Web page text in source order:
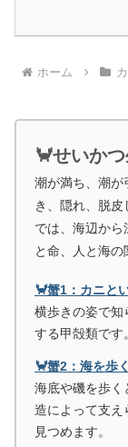
ホーム
🦀せいか
潮が満ち、潮が
き、隠れ、脱
では、海辺か
と命、人と海の
🦀蟹1：カニと
横歩きの姿で知
する甲殻類です
🦀蟹2：海を歩
海底や磯を歩く
造によって支え
見つめます。